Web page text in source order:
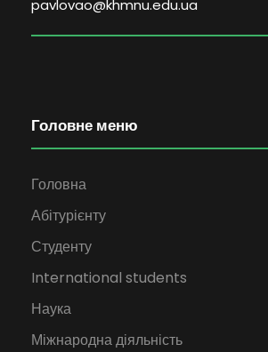
pavlovao@khmnu.edu.ua
Головне меню
Головна
Абітурієнту
Студенту
International students
Наука
Міжнародна діяльність